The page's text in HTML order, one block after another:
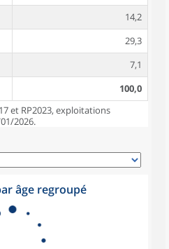
14,2
29,3
7,1
100,0
et RP2023, exploitations
2026.
âge regroupé